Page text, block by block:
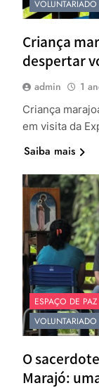
VOLUNTARIADO
Criança
despertar
admin 1
Criança
em visita da
Saiba mais
ESPAÇO DE PAZ
VOLUNTARIADO
O
Marajó: